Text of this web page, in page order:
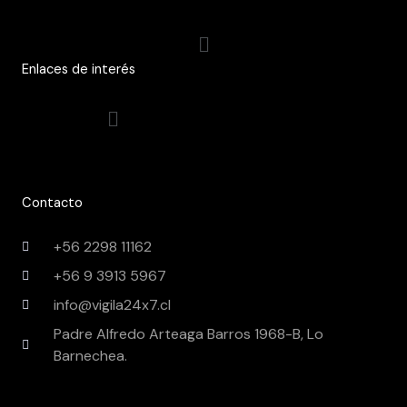
Menú
Enlaces de interés
Menú
Contacto
+56 2298 11162
+56 9 3913 5967
info@vigila24x7.cl
Padre Alfredo Arteaga Barros 1968-B, Lo
Barnechea.